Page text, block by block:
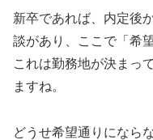
新卒であれば、内定後
談があり、ここで「希
これは勤務地が決まっ
ますね。
どうせ希望通りになら